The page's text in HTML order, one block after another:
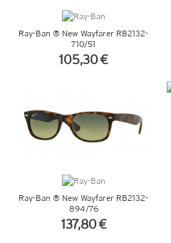
Ray-Ban ® New Wayfarer RB2132-
710/51
105,30 €
Ray-Ban ® New Wayfarer RB2132-
894/76
137,80 €